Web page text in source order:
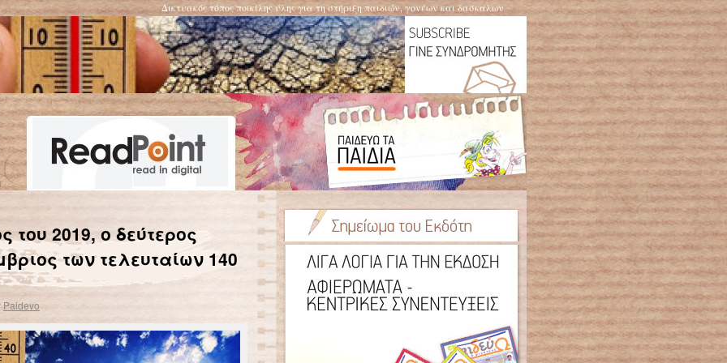
Δικτυακός τόπος ποικίλης ύλης για τη στήριξη παιδιών, γονέων και δασκάλων
του 2019, ο δεύτερος
των τελευταίων 140
Paidevo